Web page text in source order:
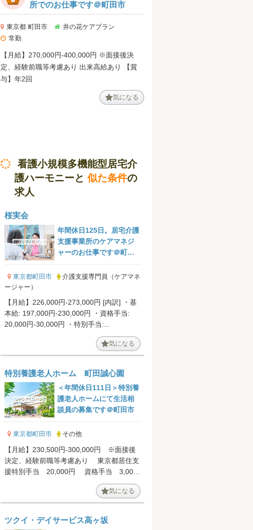
所でのお仕事です＠町田市
東京都 町田市
井の花ケアプラン
常勤
【月給】270,000円-400,000円 ※面接後決
定、経験前職等考慮あり 出来高給あり 【賞
与】年2回
気になる
看護小規模多機能型居宅介
護ハーモニーと似た条件の
求人
桜実会
年間休日125日。居宅介護
支援事業所のケアマネジ
ャーのお仕事です＠町田
市
東京都町田市
介護支援専門員（ケアマネ
ージャー）
【月給】226,000円-273,000円 [内訳] ・基
本給: 197,000円-230,000円 ・資格手当:
20,000円-30,000円 ・特別手当:...
気になる
特別養護老人ホーム 町田誠心園
＜年間休日111日＞特別養
護老人ホームにて生活相
談員の募集です＠町田市
東京都町田市 その他
【月給】230,500円-300,000円 ※面接後
決定、経験前職等考慮あり 東京都居住支
援特別手当 20,000円 資格手当 3,000
気になる
ツクイ・デイサービス高ヶ坂